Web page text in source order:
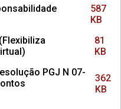
587
KB
81
KB
PGJ N 07-
362
KB